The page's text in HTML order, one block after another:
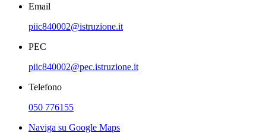
Email
piic840002@istruzione.it
PEC
piic840002@pec.istruzione.it
Telefono
050 776155
Naviga su Google Maps